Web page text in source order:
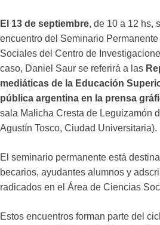
El 13 de septiembre, de 10 a 12 hs,
encuentro del Seminario
Sociales del Centro de
caso, Daniel Saur se referirá a las
mediáticas de la Educación
pública argentina en la prensa
sala Malicha Cresta de Leguizamón
Agustín Tosco, Ciudad Universitaria).
El seminario permanente está
becarios, ayudantes alumnos y
radicados en el Área de Ciencias
Estos encuentros forman parte del